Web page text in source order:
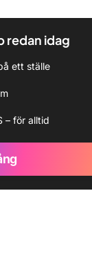
redan idag
ett ställe
– för alltid